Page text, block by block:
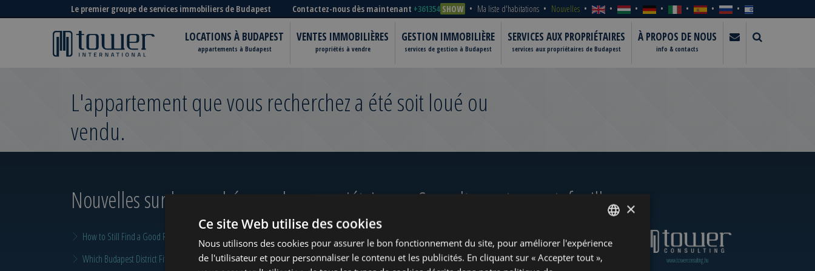
Le premier groupe de services immobiliers de Budapest Contactez-nous dès maintenant +361354 SHOW Ma liste d'habitations Nouvelles
LOCATIONS À BUDAPEST
appartements à Budapest
VENTES IMMOBILIÈRES
propriétés à vendre
GESTION IMMOBILIÈRE
services de gestion à Budapest
SERVICES AUX PROPRIÉTAIRES
services aux propriétaires de Budapest
À PROPOS DE NOUS
info & contacts
L'appartement que vous recherchez a été soit loué ou
vendu.
Nouvelles sur le marché pour les propriétaires
How to Still Find a Good Rental in Budapest at the End of August
Which Budapest District Fits Which Property Investor in 2026?
Consultez notre portefeuille
www.tower-investments.com www.towerassistance.com www.towerconsulting.hu
ENGLISH
HUNGARIAN
×
Ce site Web utilise des cookies
Nous utilisons des cookies pour assurer le bon fonctionnement du site, pour améliorer l'expérience
de l'utilisateur et pour personnaliser le contenu et les publicités. En cliquant sur « Accepter tout »,